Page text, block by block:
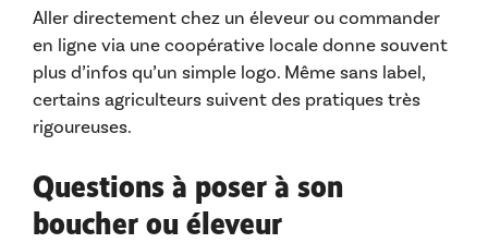
Aller directement chez un éleveur ou commander
en ligne via une coopérative locale donne souvent
plus d’infos qu’un simple logo. Même sans label,
certains agriculteurs suivent des pratiques très
rigoureuses.
Questions à poser à son
boucher ou éleveur